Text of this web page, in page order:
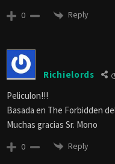
0 Reply
Richielords
Peliculon!!!
Basada en The Forbidden
Muchas gracias Sr. Mono
0 Reply